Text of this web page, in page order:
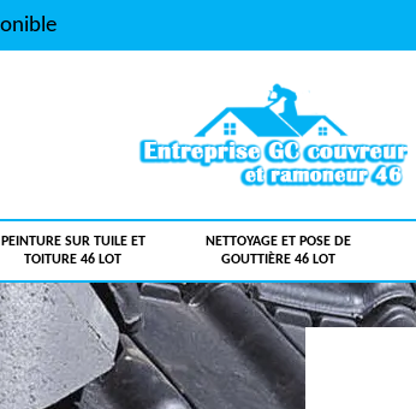
PEINTURE SUR TUILE ET
TOITURE 46 LOT
NETTOYAGE ET POSE DE
GOUTTIÈRE 46 LOT